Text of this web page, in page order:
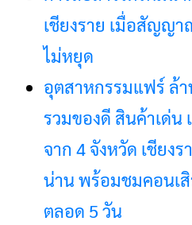
เชียงราย เมื่อสัญญ
ไม่หยุด
อุตสาหกรรมแฟร์ ล้
รวมของดี สินค้าเด่น
จาก 4 จังหวัด เชียง
น่าน พร้อมชมคอนเ
ตลอด 5 วัน